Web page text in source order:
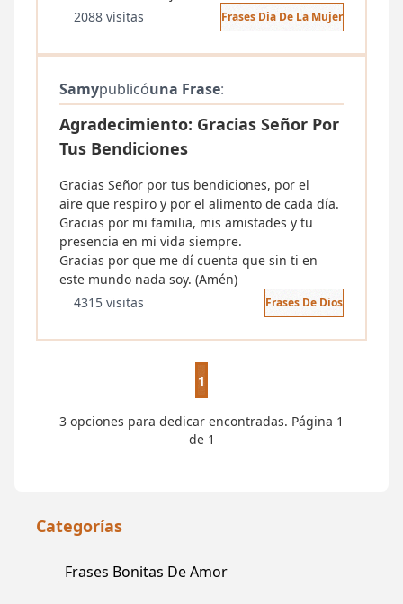
Categorías
Frases Bonitas De Amor
2088 visitas
Frases Dia De La Mujer
Samypublicóuna Frase:
Agradecimiento: Gracias Señor Por
Tus Bendiciones
Gracias Señor por tus bendiciones, por el
aire que respiro y por el alimento de cada día.
Gracias por mi familia, mis amistades y tu
presencia en mi vida siempre.
Gracias por que me dí cuenta que sin ti en
este mundo nada soy. (Amén)
4315 visitas
Frases De Dios
1
3 opciones para dedicar encontradas. Página 1
de 1